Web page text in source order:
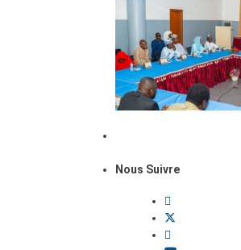
Nous Suivre